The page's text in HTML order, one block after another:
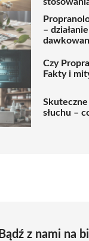
–
Czy
Fakty i
słuchu –
Bądź z nami na